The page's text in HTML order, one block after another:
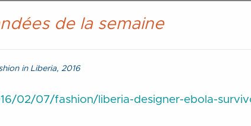
de la semaine
in Liberia, 2016
02/07/fashion/liberia-designer-ebola-